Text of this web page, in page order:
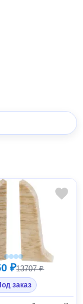
₽13707 ₽
заказ